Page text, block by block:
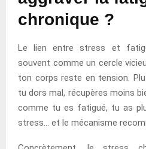
chronique ?
Le lien entre stress et
souvent comme un cercle
ton corps reste en tension.
tu dors mal, récupères moins
comme tu es fatigué, tu as
stress… et le mécanisme